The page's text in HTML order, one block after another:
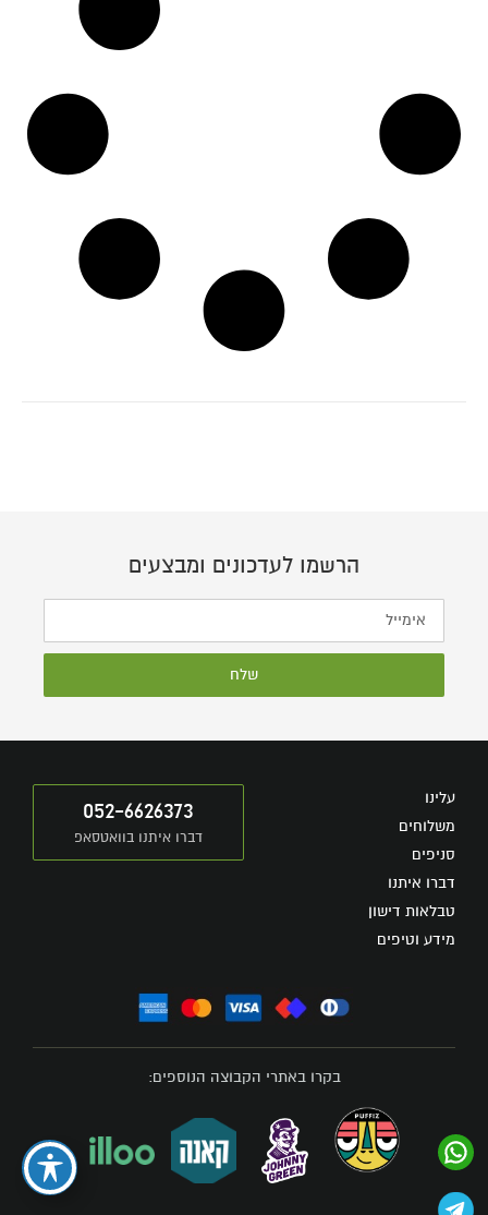
הרשמו לעדכונים ומבצעים
שלח
עלינו
משלוחים
סניפים
דברו איתנו
טבלאות דישון
מידע וטיפים
052-6626373
דברו איתנו בוואטסאפ
בקרו באתרי הקבוצה הנוספים: